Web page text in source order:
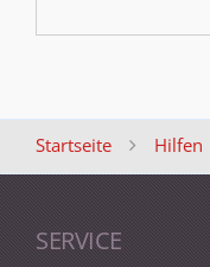
Startseite Hilfen
SERVICE